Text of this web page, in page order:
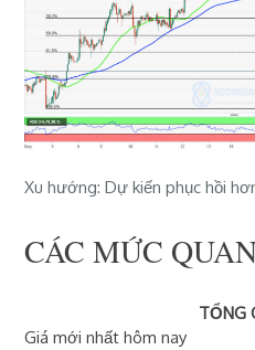
Xu hướng: Dự kiến ​​phục hồi
CÁC MỨC
TỔNG
Giá mới nhất hôm nay